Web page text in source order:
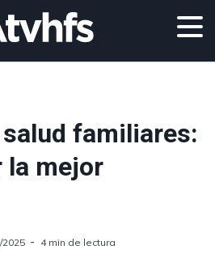
familiares:
la mejor
2025 4 min de lectura